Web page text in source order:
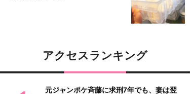
アクセスランキング
元ジャンポケ斉藤に求刑7年でも、妻は翌